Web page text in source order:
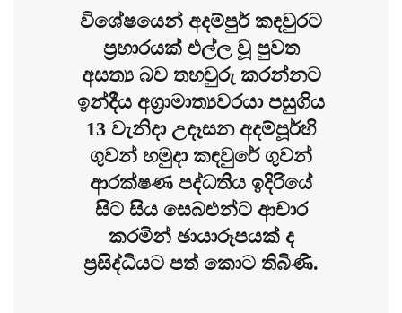
විශේෂයෙන් අදම්පුර් කඳවුරට
ප්‍රහාරයක් එල්ල වූ පුවත
අසත්‍ය බව තහවුරු කරන්නට
ඉන්දීය අග්‍රාමාත්‍යවරයා පසුගිය
13 වැනිදා උදෑසන අදම්පූර්හි
ගුවන් හමුදා කඳවුරේ ගුවන්
ආරක්ෂණ පද්ධතිය ඉදිරියේ
සිට සිය සෙබළුන්ට ආචාර
කරමින් ඡායාරූපයක් ද
ප්‍රසිද්ධියට පත් කොට තිබිණි.